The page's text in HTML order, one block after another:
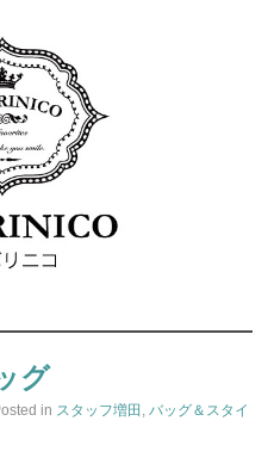
グ
in スタッフ増田 ,バッグ＆スタイ